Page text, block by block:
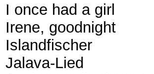
I once had a girl
Irene, goodnight
Islandfischer
Jalava-Lied